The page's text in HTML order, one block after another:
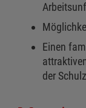
Einen
der